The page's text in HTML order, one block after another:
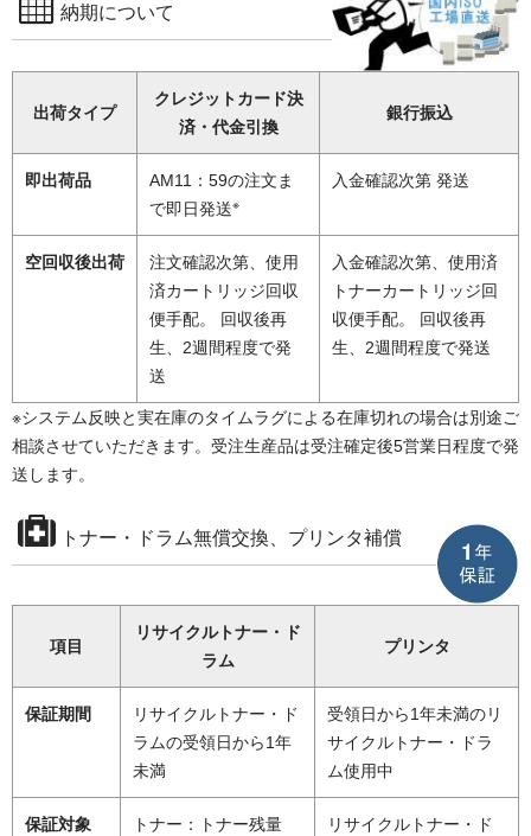
納期について
出荷タイプ
クレジットカード決
済・代金引換
銀行振込
即出荷品
AM11：59の注文ま
で即日発送※
入金確認次第 発送
空回収後出荷
注文確認次第、使用
済カートリッジ回収
便手配。 回収後再
生、2週間程度で発
送
入金確認次第、使用済
トナーカートリッジ回
収便手配。 回収後再
生、2週間程度で発送
※システム反映と実在庫のタイムラグによる在庫切れの場合は別途ご
相談させていただきます。受注生産品は受注確定後5営業日程度で発
送します。
トナー・ドラム無償交換、プリンタ補償
項目
リサイクルトナー・ド
ラム
プリンタ
保証期間
リサイクルトナー・ド
ラムの受領日から1年
未満
受領日から1年未満のリ
サイクルトナー・ドラ
ム使用中
保証対象
トナー：トナー残量
リサイクルトナー・ド